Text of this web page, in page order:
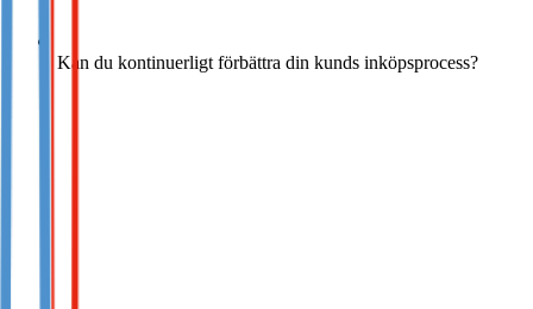
Kan du kontinuerligt förbättra din kunds inköpsprocess?